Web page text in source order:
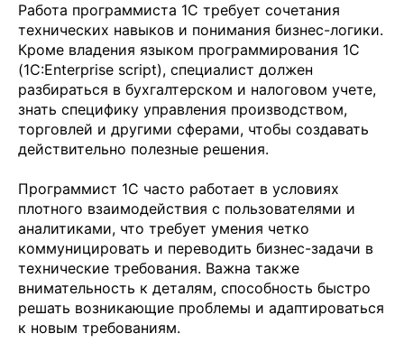
Работа программиста 1С требует сочетания
технических навыков и понимания бизнес-логики.
Кроме владения языком программирования 1С
(1С:Enterprise script), специалист должен
разбираться в бухгалтерском и налоговом учете,
знать специфику управления производством,
торговлей и другими сферами, чтобы создавать
действительно полезные решения.
Программист 1С часто работает в условиях
плотного взаимодействия с пользователями и
аналитиками, что требует умения четко
коммуницировать и переводить бизнес-задачи в
технические требования. Важна также
внимательность к деталям, способность быстро
решать возникающие проблемы и адаптироваться
к новым требованиям.